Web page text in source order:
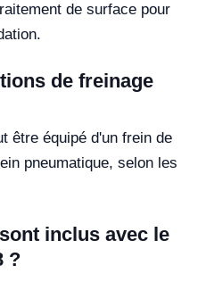
de surface pour
de freinage
être équipé d'un frein de
pneumatique, selon les
inclus avec le
?